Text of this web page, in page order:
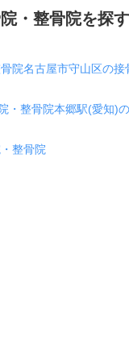
・整骨院を探す
院名古屋市守山区の接
・整骨院本郷駅(愛知)
整骨院